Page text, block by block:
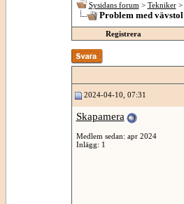
Sysidans forum > Tekniker >
Problem med vävstol
Registrera
2024-04-10, 07:31
Skapamera
Medlem sedan: apr 2024
Inlägg: 1